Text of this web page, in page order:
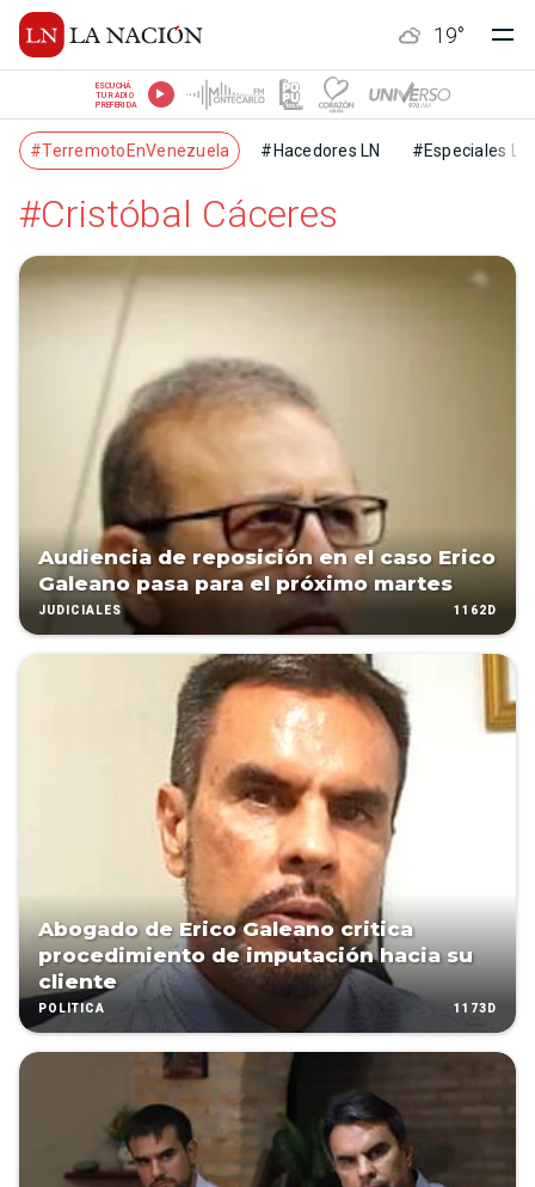
19°
ESCUCHÁ
TU RADIO
PREFERIDA
#TerremotoEnVenezuela #Hacedores LN #Especiales LN
#Cristóbal Cáceres
Audiencia de reposición en el caso Erico
Galeano pasa para el próximo martes
JUDICIALES 1162D
Abogado de Erico Galeano critica
procedimiento de imputación hacia su
cliente
POLÍTICA 1173D